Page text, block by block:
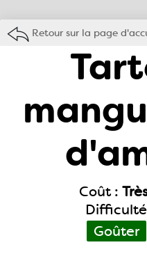
Retour sur la page
Coût :
Goûter